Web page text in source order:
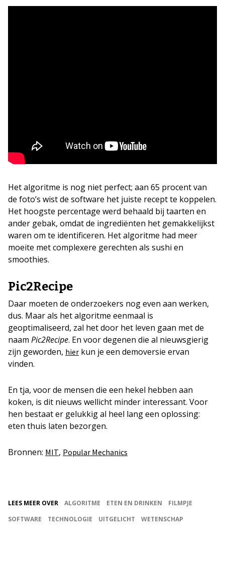
Het algoritme is nog niet perfect; aan 65 procent van
de foto’s wist de software het juiste recept te koppelen.
Het hoogste percentage werd behaald bij taarten en
ander gebak, omdat de ingrediënten het gemakkelijkst
waren om te identificeren. Het algoritme had meer
moeite met complexere gerechten als sushi en
smoothies.
Pic2Recipe
Daar moeten de onderzoekers nog even aan werken,
dus. Maar als het algoritme eenmaal is
geoptimaliseerd, zal het door het leven gaan met de
naam Pic2Recipe. En voor degenen die al nieuwsgierig
zijn geworden, hier kun je een demoversie ervan
vinden.
En tja, voor de mensen die een hekel hebben aan
koken, is dit nieuws wellicht minder interessant. Voor
hen bestaat er gelukkig al heel lang een oplossing:
eten thuis laten bezorgen.
Bronnen: MIT, Popular Mechanics
LEES MEER OVER ALGORITME ETEN EN DRINKEN
FILMPJE
SOFTWARE
TECHNOLOGIE UITGELICHT WETENSCHAP